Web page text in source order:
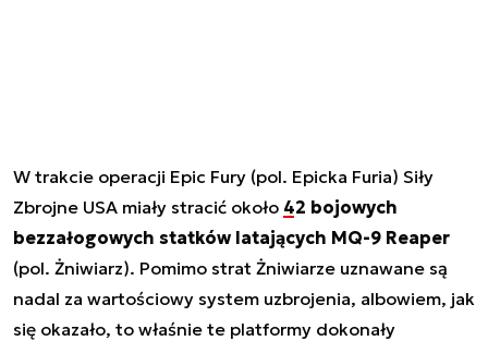
W trakcie operacji Epic Fury (pol. Epicka Furia) Siły
Zbrojne USA miały stracić około 42 bojowych
bezzałogowych statków latających MQ-9 Reaper
(pol. Żniwiarz). Pomimo strat Żniwiarze uznawane są
nadal za wartościowy system uzbrojenia, albowiem, jak
się okazało, to właśnie te platformy dokonały